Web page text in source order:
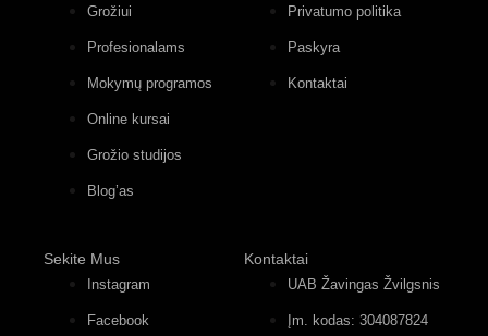
Grožiui
Profesionalams
Mokymų programos
Online kursai
Grožio studijos
Blog’as
Privatumo politika
Paskyra
Kontaktai
Sekite Mus
Instagram
Facebook
Kontaktai
UAB Žavingas Žvilgsnis
Įm. kodas: 304087824